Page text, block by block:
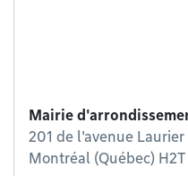
Mairie
201 de l'avenue Laurier
Montréal (Québec) H2T